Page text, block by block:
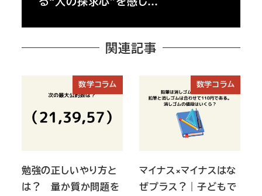
関連記事
数学コラム
勉強の正しいやり方と
は？ 量か質か問題を
数学コラム
マイナス×マイナスはな
ぜプラス？｜子どもで